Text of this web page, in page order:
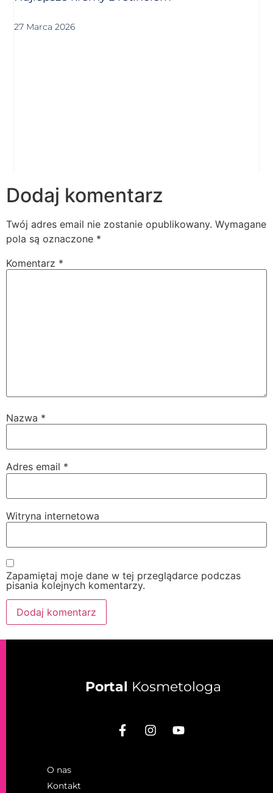
27 Marca 2026
Dodaj komentarz
Twój adres email nie zostanie opublikowany. Wymagane
pola są oznaczone *
Komentarz *
Nazwa *
Adres email *
Witryna internetowa
Zapamiętaj moje dane w tej przeglądarce podczas
pisania kolejnych komentarzy.
Portal Kosmetologa
O nas
Kontakt